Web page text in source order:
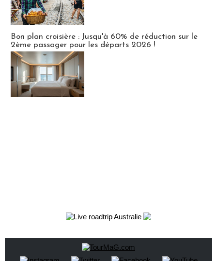
Bon plan croisière : Jusqu'à 60% de réduction sur le
2ème passager pour les départs 2026 !